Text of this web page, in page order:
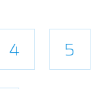
Seite
4 Seite
5